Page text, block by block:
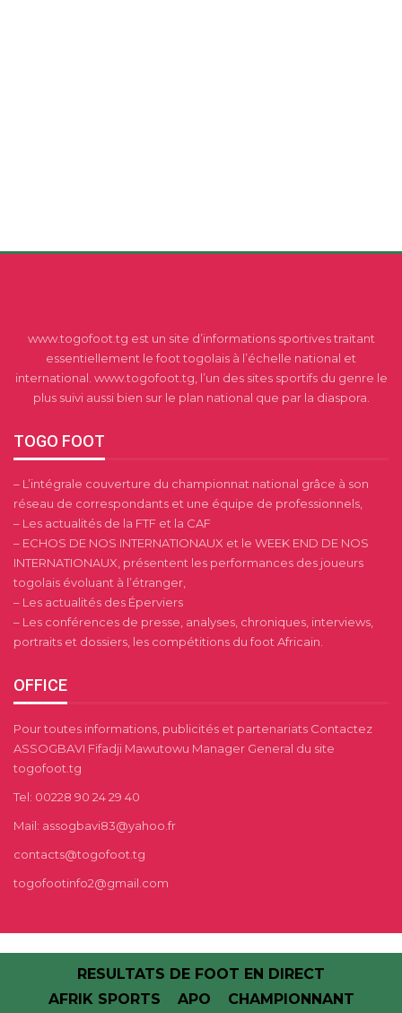
www.togofoot.tg est un site d’informations sportives traitant
essentiellement le foot togolais à l’échelle national et
international. www.togofoot.tg, l’un des sites sportifs du genre le
plus suivi aussi bien sur le plan national que par la diaspora.
TOGO FOOT
– L’intégrale couverture du championnat national grâce à son
réseau de correspondants et une équipe de professionnels,
– Les actualités de la FTF et la CAF
– ECHOS DE NOS INTERNATIONAUX et le WEEK END DE NOS
INTERNATIONAUX, présentent les performances des joueurs
togolais évoluant à l’étranger,
– Les actualités des Éperviers
– Les conférences de presse, analyses, chroniques, interviews,
portraits et dossiers, les compétitions du foot Africain.
OFFICE
Pour toutes informations, publicités et partenariats Contactez
ASSOGBAVI Fifadji Mawutowu Manager General du site
togofoot.tg
Tel: 00228 90 24 29 40
Mail: assogbavi83@yahoo.fr
contacts@togofoot.tg
togofootinfo2@gmail.com
RESULTATS DE FOOT EN DIRECT
AFRIK SPORTS
APO CHAMPIONNANT